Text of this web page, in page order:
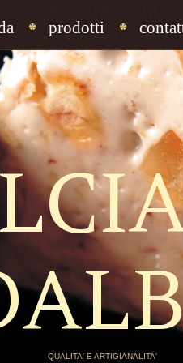
prodotti
QUALITA' E ARTIGIANALITA'